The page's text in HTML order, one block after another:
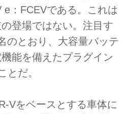
e：FCEVである。これは
登場ではない。注目す
のとおり、大容量バッテ
能を備えたプラグイン
とだ。
Vをベースとする車体に